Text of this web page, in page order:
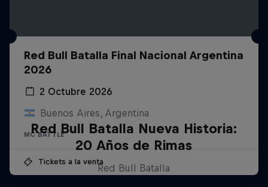
Red Bull Batalla Final Nacional Argentina
2026
2 Octubre 2026
Buenos Aires, Argentina
MC BATTLE
Tickets a la venta
Red Bull Batalla Nueva Historia:
20 Años de Rimas
Red Bull Batalla